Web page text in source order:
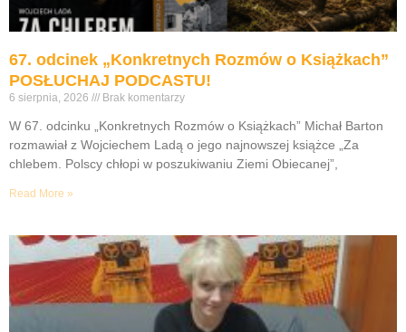
67. odcinek „Konkretnych Rozmów o Książkach”
POSŁUCHAJ PODCASTU!
6 sierpnia, 2026 Brak komentarzy
W 67. odcinku „Konkretnych Rozmów o Książkach” Michał Barton
rozmawiał z Wojciechem Ladą o jego najnowszej książce „Za
chlebem. Polscy chłopi w poszukiwaniu Ziemi Obiecanej”,
Read More »